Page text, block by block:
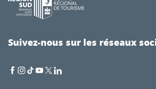
Suivez-nous sur les réseaux